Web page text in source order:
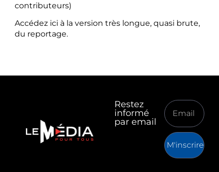
contributeurs)
Accédez ici à la version très longue, quasi brute,
du reportage.
Restez
informé
par email
M'inscrire